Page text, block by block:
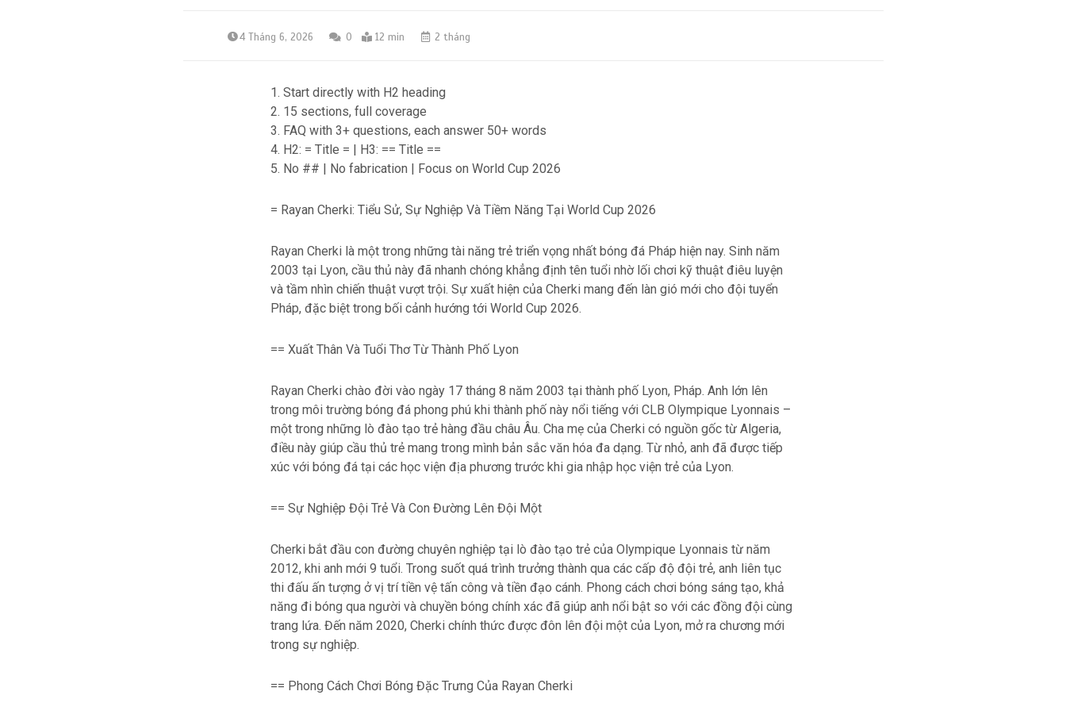
4 Tháng 6, 2026 0 12 min 2 tháng
1. Start directly with H2 heading
2. 15 sections, full coverage
3. FAQ with 3+ questions, each answer 50+ words
4. H2: = Title = | H3: == Title ==
5. No ## | No fabrication | Focus on World Cup 2026
= Rayan Cherki: Tiểu Sử, Sự Nghiệp Và Tiềm Năng Tại World Cup 2026
Rayan Cherki là một trong những tài năng trẻ triển vọng nhất bóng đá Pháp hiện nay. Sinh năm
2003 tại Lyon, cầu thủ này đã nhanh chóng khẳng định tên tuổi nhờ lối chơi kỹ thuật điêu luyện
và tầm nhìn chiến thuật vượt trội. Sự xuất hiện của Cherki mang đến làn gió mới cho đội tuyển
Pháp, đặc biệt trong bối cảnh hướng tới World Cup 2026.
== Xuất Thân Và Tuổi Thơ Từ Thành Phố Lyon
Rayan Cherki chào đời vào ngày 17 tháng 8 năm 2003 tại thành phố Lyon, Pháp. Anh lớn lên
trong môi trường bóng đá phong phú khi thành phố này nổi tiếng với CLB Olympique Lyonnais –
một trong những lò đào tạo trẻ hàng đầu châu Âu. Cha mẹ của Cherki có nguồn gốc từ Algeria,
điều này giúp cầu thủ trẻ mang trong mình bản sắc văn hóa đa dạng. Từ nhỏ, anh đã được tiếp
xúc với bóng đá tại các học viện địa phương trước khi gia nhập học viện trẻ của Lyon.
== Sự Nghiệp Đội Trẻ Và Con Đường Lên Đội Một
Cherki bắt đầu con đường chuyên nghiệp tại lò đào tạo trẻ của Olympique Lyonnais từ năm
2012, khi anh mới 9 tuổi. Trong suốt quá trình trưởng thành qua các cấp độ đội trẻ, anh liên tục
thi đấu ấn tượng ở vị trí tiền vệ tấn công và tiền đạo cánh. Phong cách chơi bóng sáng tạo, khả
năng đi bóng qua người và chuyền bóng chính xác đã giúp anh nổi bật so với các đồng đội cùng
trang lứa. Đến năm 2020, Cherki chính thức được đôn lên đội một của Lyon, mở ra chương mới
trong sự nghiệp.
== Phong Cách Chơi Bóng Đặc Trưng Của Rayan Cherki